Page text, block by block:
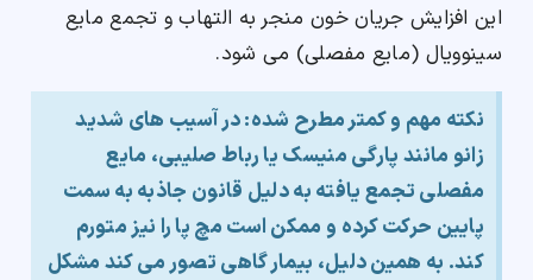
این افزایش جریان خون منجر به التهاب و تجمع مایع
سینوویال (مایع مفصلی) می شود.
نکته مهم و کمتر مطرح شده: در آسیب های شدید
زانو مانند پارگی منیسک یا رباط صلیبی، مایع
مفصلی تجمع یافته به دلیل قانون جاذبه به سمت
پایین حرکت کرده و ممکن است مچ پا را نیز متورم
کند. به همین دلیل، بیمار گاهی تصور می کند مشکل